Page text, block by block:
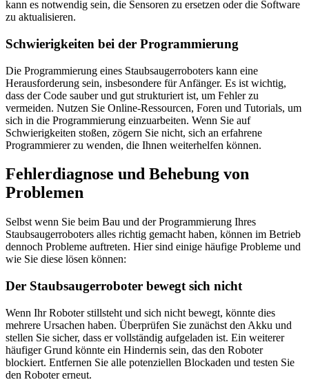
kann es notwendig sein, die Sensoren zu ersetzen oder die Software
zu aktualisieren.
Schwierigkeiten bei der Programmierung
Die Programmierung eines Staubsaugerroboters kann eine
Herausforderung sein, insbesondere für Anfänger. Es ist wichtig,
dass der Code sauber und gut strukturiert ist, um Fehler zu
vermeiden. Nutzen Sie Online-Ressourcen, Foren und Tutorials, um
sich in die Programmierung einzuarbeiten. Wenn Sie auf
Schwierigkeiten stoßen, zögern Sie nicht, sich an erfahrene
Programmierer zu wenden, die Ihnen weiterhelfen können.
Fehlerdiagnose und Behebung von
Problemen
Selbst wenn Sie beim Bau und der Programmierung Ihres
Staubsaugerroboters alles richtig gemacht haben, können im Betrieb
dennoch Probleme auftreten. Hier sind einige häufige Probleme und
wie Sie diese lösen können:
Der Staubsaugerroboter bewegt sich nicht
Wenn Ihr Roboter stillsteht und sich nicht bewegt, könnte dies
mehrere Ursachen haben. Überprüfen Sie zunächst den Akku und
stellen Sie sicher, dass er vollständig aufgeladen ist. Ein weiterer
häufiger Grund könnte ein Hindernis sein, das den Roboter
blockiert. Entfernen Sie alle potenziellen Blockaden und testen Sie
den Roboter erneut.